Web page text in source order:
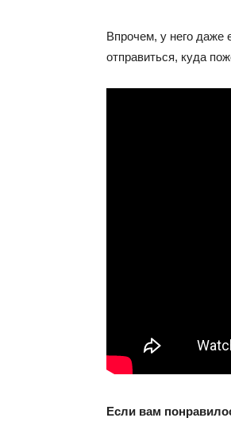
Впрочем, у него даже
отправиться, куда
Если вам